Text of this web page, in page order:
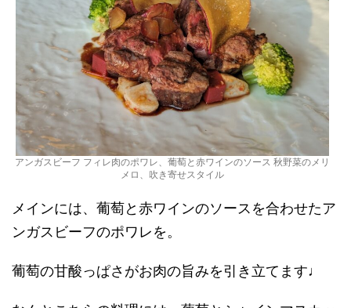
アンガスビーフ フィレ肉のポワレ、葡萄と赤ワインのソース 秋野菜のメリ
メロ、吹き寄せスタイル
メインには、葡萄と赤ワインのソースを合わせたア
ンガスビーフのポワレを。
葡萄の甘酸っぱさがお肉の旨みを引き立てます♩